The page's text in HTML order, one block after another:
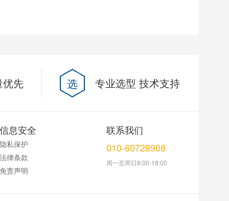
优先 选 专业选型 技术支持
信息安全
隐私保护
法律条款
免责声明
联系我们
010-60728908
周一至周日8:00-18:00